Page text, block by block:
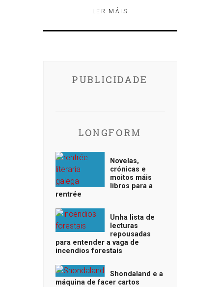
LER MÁIS
PUBLICIDADE
LONGFORM
Novelas,
crónicas e
moitos máis
libros para a
rentrée
Unha lista de
lecturas
repousadas
para entender a vaga de
incendios forestais
Shondaland e a
máquina de facer cartos